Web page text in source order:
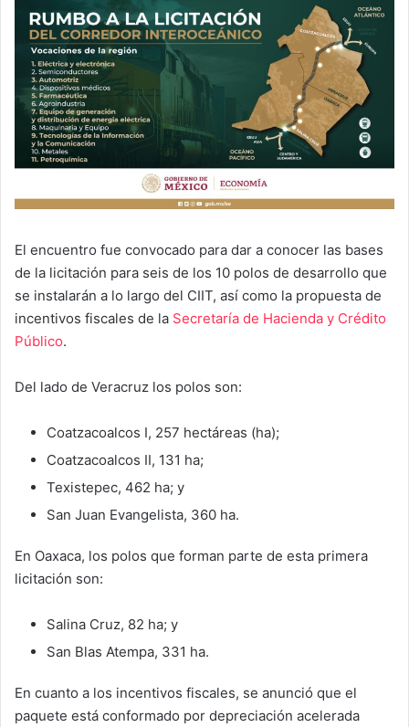
El encuentro fue convocado para dar a conocer las bases
de la licitación para seis de los 10 polos de desarrollo que
se instalarán a lo largo del CIIT, así como la propuesta de
incentivos fiscales de la Secretaría de Hacienda y Crédito
Público.
Del lado de Veracruz los polos son:
Coatzacoalcos I, 257 hectáreas (ha);
Coatzacoalcos II, 131 ha;
Texistepec, 462 ha; y
San Juan Evangelista, 360 ha.
En Oaxaca, los polos que forman parte de esta primera
licitación son:
Salina Cruz, 82 ha; y
San Blas Atempa, 331 ha.
En cuanto a los incentivos fiscales, se anunció que el
paquete está conformado por depreciación acelerada